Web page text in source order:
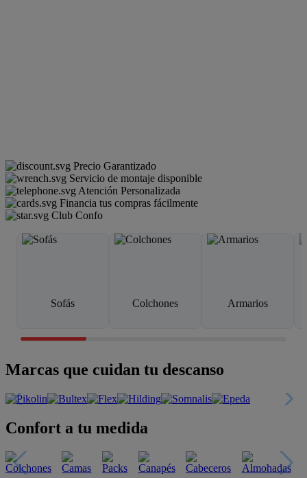
Precio Garantizado
Servicio de montaje disponible
Atención Personalizada
Financia tus compras fácilmente
Club Confo
Sofás Colchones Armarios
Marcas que cuidan tu descanso
Confort a tu medida